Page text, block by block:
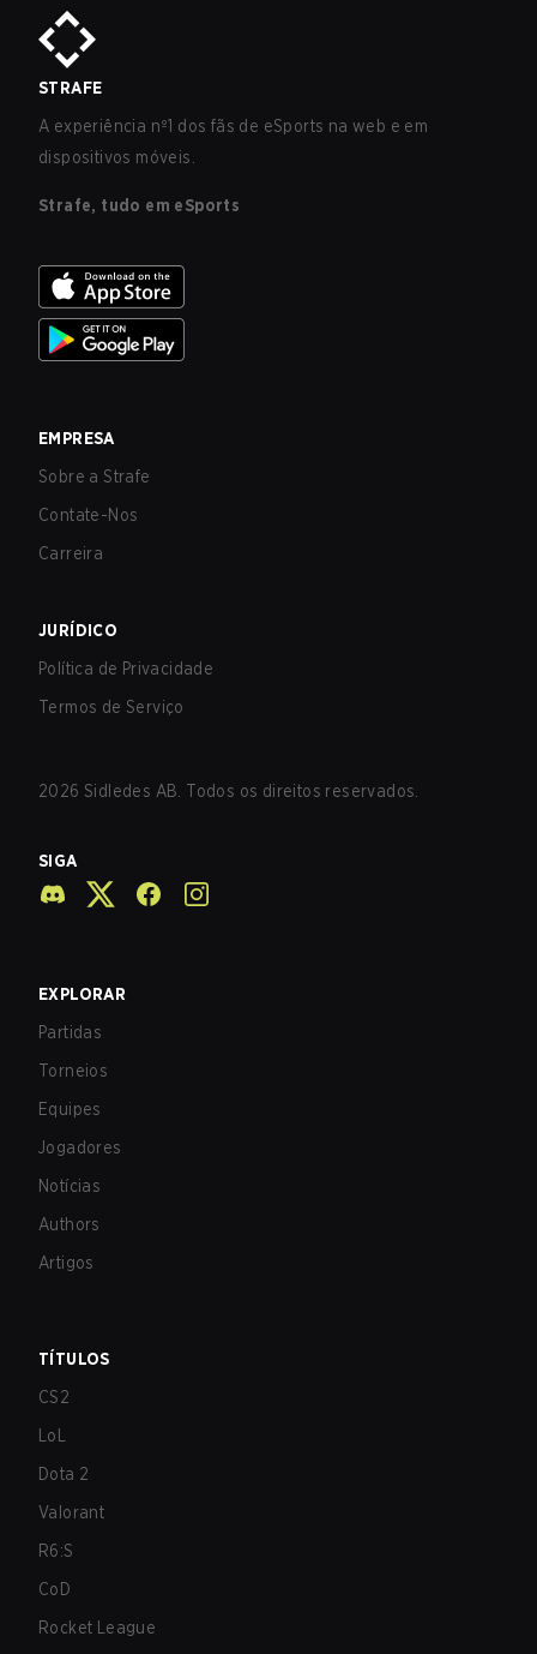
STRAFE
A experiência nº1 dos fãs de eSports na web e em
dispositivos móveis.
Strafe, tudo em eSports
EMPRESA
Sobre a Strafe
Contate-Nos
Carreira
JURÍDICO
Política de Privacidade
Termos de Serviço
2026 Sidledes AB. Todos os direitos reservados.
SIGA
EXPLORAR
Partidas
Torneios
Equipes
Jogadores
Notícias
Authors
Artigos
TÍTULOS
CS2
LoL
Dota 2
Valorant
R6:S
CoD
Rocket League